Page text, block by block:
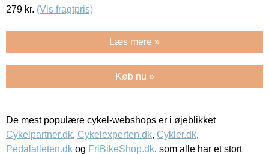
279 kr. (Vis fragtpris)
Læs mere »
Køb nu »
De mest populære cykel-webshops er i øjeblikket
Cykelpartner.dk, Cykelexperten.dk, Cykler.dk,
Pedalatleten.dk og FriBikeShop.dk, som alle har et stort